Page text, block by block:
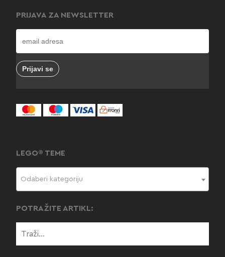
PRIJAVA ZA NEWSLETTER
LEGO® TEME
Odaberi kategoriju
POTRAŽITE ARTIKL: